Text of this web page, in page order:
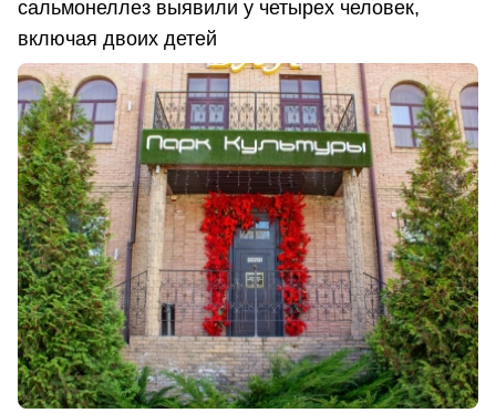
сальмонеллез выявили у четырех человек,
включая двоих детей